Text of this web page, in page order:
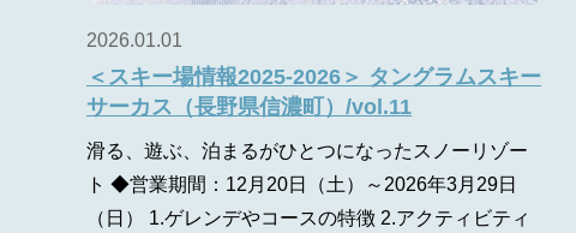
2026.01.01
＜スキー場情報2025-2026＞ タングラムスキー
サーカス（長野県信濃町）/vol.11
滑る、遊ぶ、泊まるがひとつになったスノーリゾー
ト ◆営業期間：12月20日（土）～2026年3月29日
（日） 1.ゲレンデやコースの特徴 2.アクティビティ